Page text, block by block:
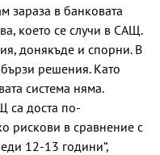
зараза в банковата
което се случи в САЩ.
донякъде и спорни. В
решения. Като
система няма.
са доста по-
рискови в сравнение с
12-13 години“,